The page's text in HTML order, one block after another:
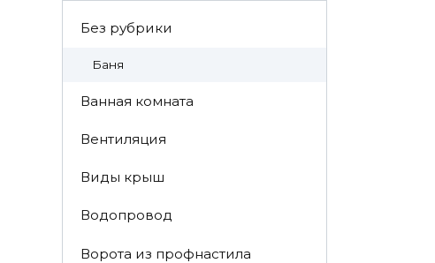
Без рубрики
Баня
Ванная комната
Вентиляция
Виды крыш
Водопровод
Ворота из профнастила